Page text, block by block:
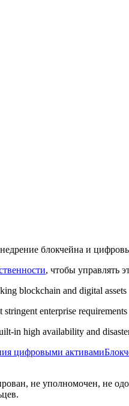
блокчейна и
, чтобы управлять
blockchain and digital
enterprise
in high availability and
цифровыми активами
не уполномочен, не